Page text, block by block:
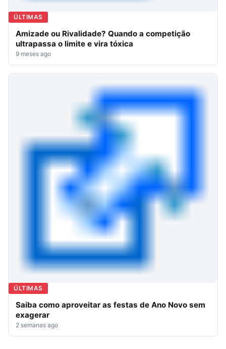
ÚLTIMAS
Amizade ou Rivalidade? Quando a competição
ultrapassa o limite e vira tóxica
9 meses ago
ÚLTIMAS
Saiba como aproveitar as festas de Ano Novo sem
exagerar
2 semanas ago